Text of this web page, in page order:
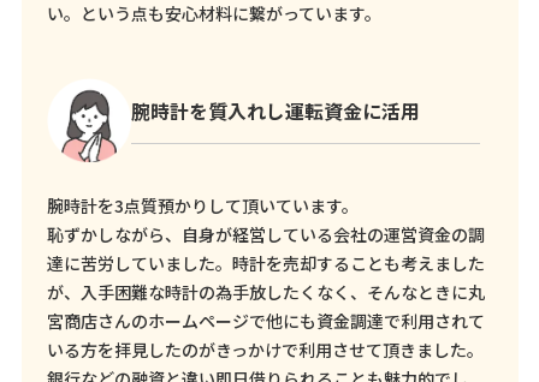
い。という点も安心材料に繋がっています。
腕時計を質入れし運転資金に活用
腕時計を3点質預かりして頂いています。
恥ずかしながら、自身が経営している会社の運営資金の調
達に苦労していました。時計を売却することも考えました
が、入手困難な時計の為手放したくなく、そんなときに丸
宮商店さんのホームページで他にも資金調達で利用されて
いる方を拝見したのがきっかけで利用させて頂きました。